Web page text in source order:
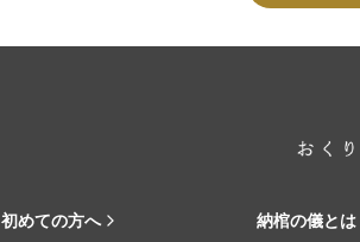
初めての方へ 納棺の儀とは